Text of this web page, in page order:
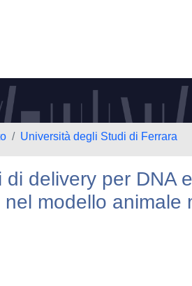
Università degli Studi di Ferrara
di delivery per DNA
modello animale